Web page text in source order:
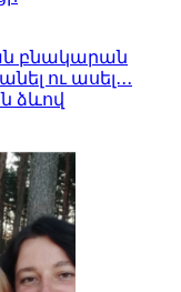
բնակարան
ու ասել․․․
ձևով